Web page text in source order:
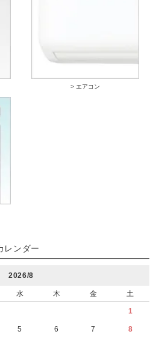
> エアコン
レンダー
2026/8
水 木 金 土
1
5 6 7 8